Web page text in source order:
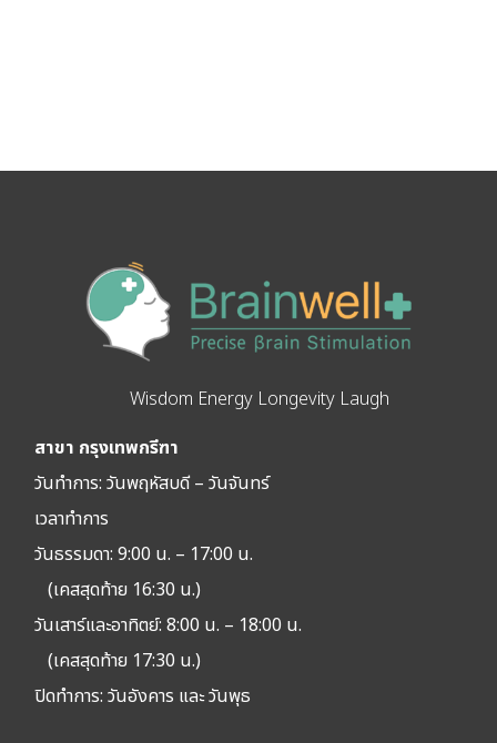
Wisdom Energy Longevity Laugh
สาขา กรุงเทพกรีฑา
วันทำการ: วันพฤหัสบดี – วันจันทร์
เวลาทำการ
วันธรรมดา: 9:00 น. – 17:00 น.
(เคสสุดท้าย 16:30 น.)
วันเสาร์และอาทิตย์: 8:00 น. – 18:00 น.
(เคสสุดท้าย 17:30 น.)
ปิดทำการ:วันอังคาร และ วันพุธ